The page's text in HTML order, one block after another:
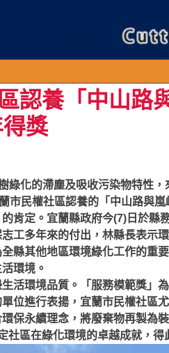
認養「中山路
獎
綠化的滯塵及吸收污染物特性
市民權社區認養的「中山路與
肯定。宜蘭縣政府今(7)日於縣
工多年來的付出，林縣長表示
縣其他地區環境綠化工作的重
環境。
活環境品質。「服務模範獎」
位進行表揚，宜蘭市民權社區
保永續理念，將廢棄物再製為
區在綠化環境的卓越成就，得